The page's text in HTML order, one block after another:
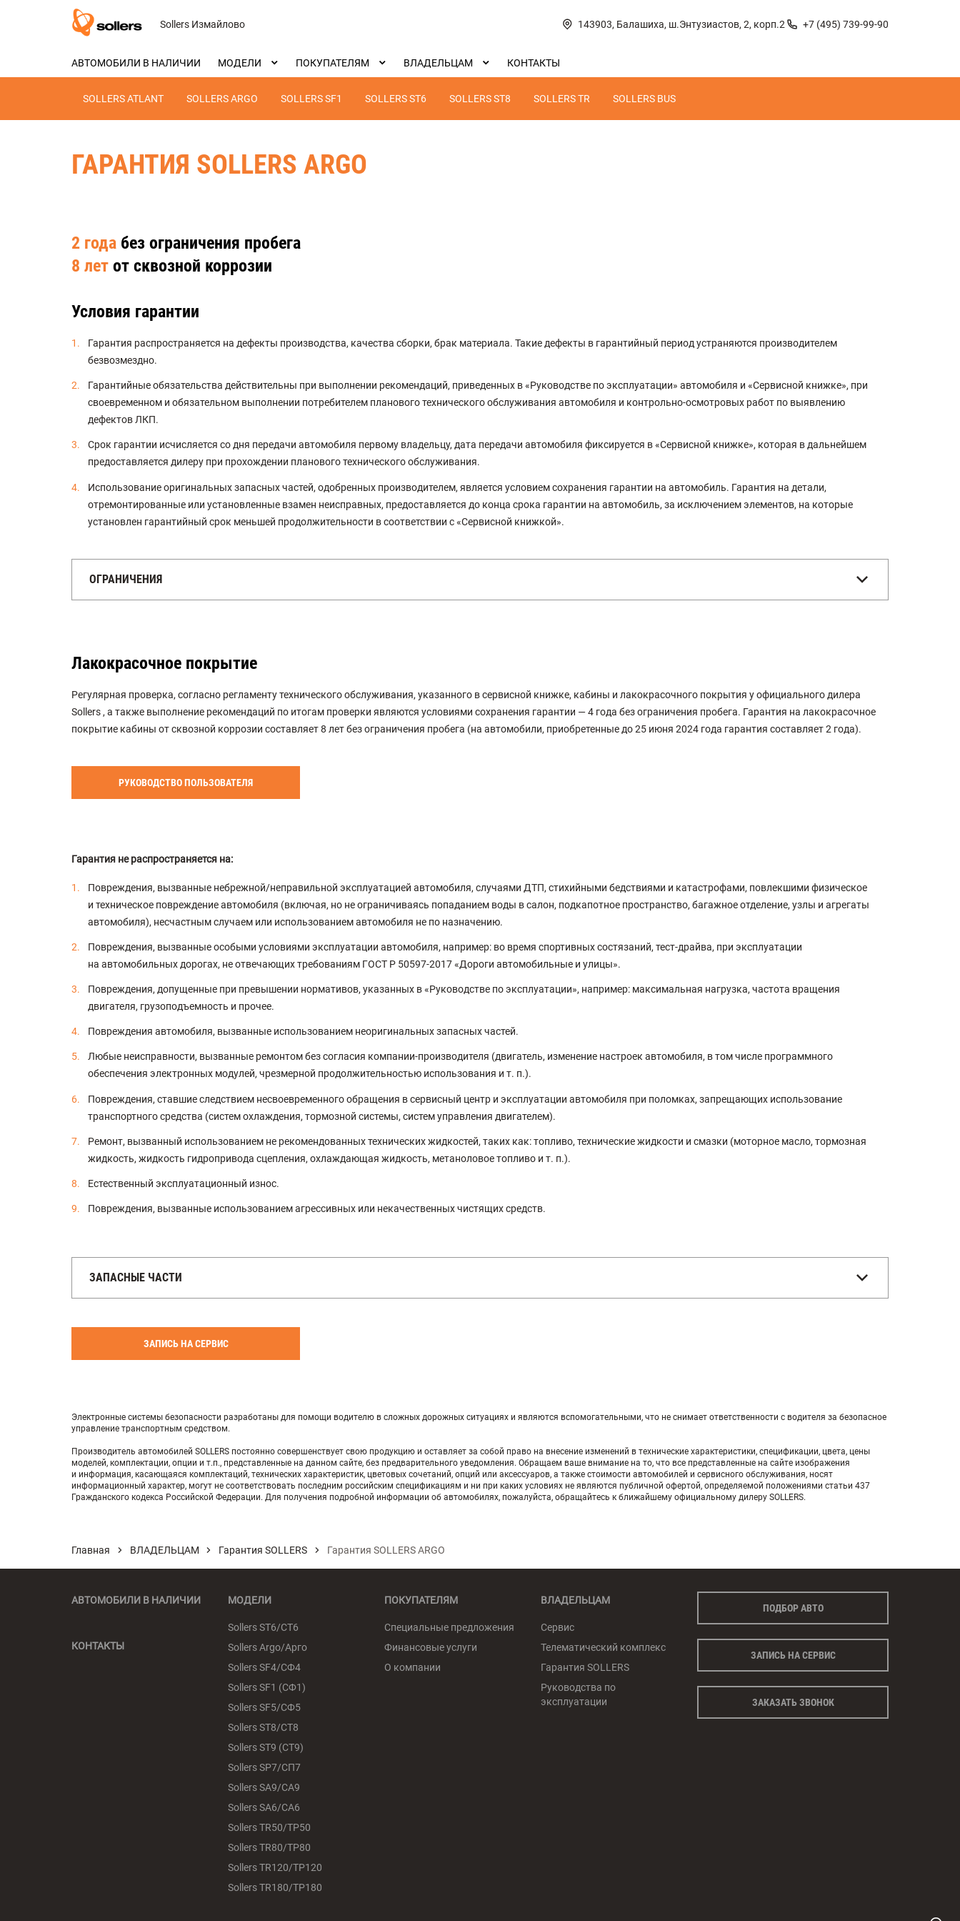
Sollers Измайлово 143903, Балашиха, ш.Энтузиастов, 2, корп.2 +7 (495) 739-99-90
АВТОМОБИЛИ В НАЛИЧИИ МОДЕЛИ ПОКУПАТЕЛЯМ ВЛАДЕЛЬЦАМ КОНТАКТЫ
SOLLERS ATLANT SOLLERS ARGO SOLLERS SF1 SOLLERS ST6 SOLLERS ST8 SOLLERS TR SOLLERS BUS
ГАРАНТИЯ SOLLERS ARGO
2 года без ограничения пробега
8 лет от сквозной коррозии
Условия гарантии
Гарантия распространяется на дефекты производства, качества сборки, брак материала. Такие дефекты в гарантийный период устраняются производителем
безвозмездно.
Гарантийные обязательства действительны при выполнении рекомендаций, приведенных в «Руководстве по эксплуатации» автомобиля и «Сервисной книжке», при
своевременном и обязательном выполнении потребителем планового технического обслуживания автомобиля и контрольно-осмотровых работ по выявлению
дефектов ЛКП.
Срок гарантии исчисляется со дня передачи автомобиля первому владельцу, дата передачи автомобиля фиксируется в «Сервисной книжке», которая в дальнейшем
предоставляется дилеру при прохождении планового технического обслуживания.
Использование оригинальных запасных частей, одобренных производителем, является условием сохранения гарантии на автомобиль. Гарантия на детали,
отремонтированные или установленные взамен неисправных, предоставляется до конца срока гарантии на автомобиль, за исключением элементов, на которые
установлен гарантийный срок меньшей продолжительности в соответствии с «Сервисной книжкой».
ОГРАНИЧЕНИЯ
Лакокрасочное покрытие
Регулярная проверка, согласно регламенту технического обслуживания, указанного в сервисной книжке, кабины и лакокрасочного покрытия у официального дилера
Sollers , а также выполнение рекомендаций по итогам проверки являются условиями сохранения гарантии — 4 года без ограничения пробега. Гарантия на лакокрасочное
покрытие кабины от сквозной коррозии составляет 8 лет без ограничения пробега (на автомобили, приобретенные до 25 июня 2024 года гарантия составляет 2 года).
РУКОВОДСТВО ПОЛЬЗОВАТЕЛЯ
Гарантия не распространяется на:
Повреждения, вызванные небрежной/неправильной эксплуатацией автомобиля, случаями ДТП, стихийными бедствиями и катастрофами, повлекшими физическое
и техническое повреждение автомобиля (включая, но не ограничиваясь попаданием воды в салон, подкапотное пространство, багажное отделение, узлы и агрегаты
автомобиля), несчастным случаем или использованием автомобиля не по назначению.
Повреждения, вызванные особыми условиями эксплуатации автомобиля, например: во время спортивных состязаний, тест-драйва, при эксплуатации
на автомобильных дорогах, не отвечающих требованиям ГОСТ Р 50597-2017 «Дороги автомобильные и улицы».
Повреждения, допущенные при превышении нормативов, указанных в «Руководстве по эксплуатации», например: максимальная нагрузка, частота вращения
двигателя, грузоподъемность и прочее.
Повреждения автомобиля, вызванные использованием неоригинальных запасных частей.
Любые неисправности, вызванные ремонтом без согласия компании-производителя (двигатель, изменение настроек автомобиля, в том числе программного
обеспечения электронных модулей, чрезмерной продолжительностью использования и т. п.).
Повреждения, ставшие следствием несвоевременного обращения в сервисный центр и эксплуатации автомобиля при поломках, запрещающих использование
транспортного средства (систем охлаждения, тормозной системы, систем управления двигателем).
Ремонт, вызванный использованием не рекомендованных технических жидкостей, таких как: топливо, технические жидкости и смазки (моторное масло, тормозная
жидкость, жидкость гидропривода сцепления, охлаждающая жидкость, метаноловое топливо и т. п.).
Естественный эксплуатационный износ.
Повреждения, вызванные использованием агрессивных или некачественных чистящих средств.
ЗАПАСНЫЕ ЧАСТИ
ЗАПИСЬ НА СЕРВИС
Электронные системы безопасности разработаны для помощи водителю в сложных дорожных ситуациях и являются вспомогательными, что не снимает ответственности с водителя за безопасное
управление транспортным средством.
Производитель автомобилей SOLLERS постоянно совершенствует свою продукцию и оставляет за собой право на внесение изменений в технические характеристики, спецификации, цвета, цены
моделей, комплектации, опции и т.п., представленные на данном сайте, без предварительного уведомления. Обращаем ваше внимание на то, что все представленные на сайте изображения
и информация, касающаяся комплектаций, технических характеристик, цветовых сочетаний, опций или аксессуаров, а также стоимости автомобилей и сервисного обслуживания, носят
информационный характер, могут не соответствовать последним российским спецификациям и ни при каких условиях не являются публичной офертой, определяемой положениями статьи 437
Гражданского кодекса Российской Федерации. Для получения подробной информации об автомобилях, пожалуйста, обращайтесь к ближайшему официальному дилеру SOLLERS.
Главная ВЛАДЕЛЬЦАМ Гарантия SOLLERS Гарантия SOLLERS ARGO
АВТОМОБИЛИ В НАЛИЧИИ
КОНТАКТЫ
МОДЕЛИ
Sollers ST6/СТ6
Sollers Argo/Арго
Sollers SF4/СФ4
Sollers SF1 (СФ1)
Sollers SF5/СФ5
Sollers ST8/СТ8
Sollers ST9 (СТ9)
Sollers SP7/СП7
Sollers SA9/СА9
Sollers SA6/СА6
Sollers TR50/ТР50
Sollers TR80/ТР80
Sollers TR120/ТР120
Sollers TR180/ТР180
ПОКУПАТЕЛЯМ
Специальные предложения
Финансовые услуги
О компании
ВЛАДЕЛЬЦАМ
Сервис
Телематический комплекс
Гарантия SOLLERS
Руководства по
эксплуатации
ПОДБОР АВТО
ЗАПИСЬ НА СЕРВИС
ЗАКАЗАТЬ ЗВОНОК